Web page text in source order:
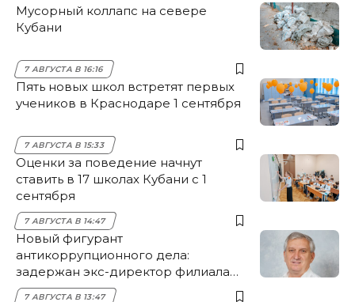
Мусорный коллапс на севере
Кубани
7 АВГУСТА В 16:16
Пять новых школ встретят первых
учеников в Краснодаре 1 сентября
7 АВГУСТА В 15:33
Оценки за поведение начнут
ставить в 17 школах Кубани с 1
сентября
7 АВГУСТА В 14:47
Новый фигурант
антикоррупционного дела:
задержан экс-директор филиала
НЭСК Крымска
7 АВГУСТА В 13:47